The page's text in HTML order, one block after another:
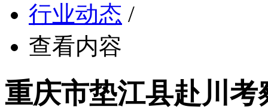
行业动态 /
查看内容
重庆市垫江县赴川